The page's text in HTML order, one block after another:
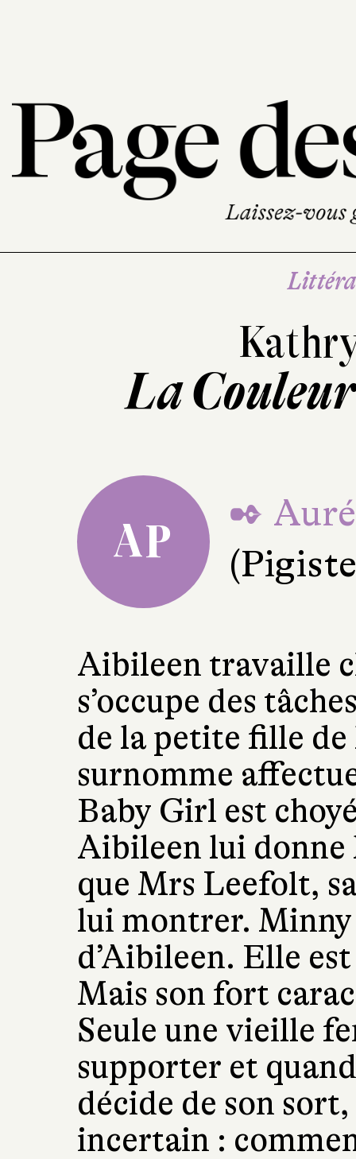
La
AP
✒
Aibileen travaille
s’occupe des
de la petite fille de
surnomme
Baby Girl est
Aibileen lui donne
que Mrs Leefolt,
lui montrer.
d’Aibileen. Elle
Mais son fort
Seule une vieille
supporter et
décide de son
incertain :